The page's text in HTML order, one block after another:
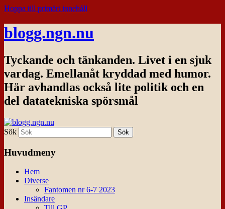
Hoppa till primärt innehåll
blogg.ngn.nu
Tyckande och tänkanden. Livet i en sjuk
vardag. Emellanåt kryddad med humor.
Här avhandlas också lite politik och en
del datatekniska spörsmål
Sök
Huvudmeny
Hem
Diverse
Fantomen nr 6-7 2023
Insändare